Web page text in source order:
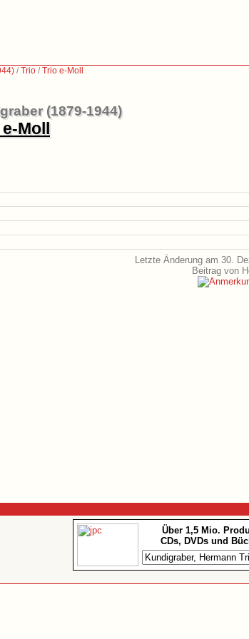
/Trio /Trio e-Moll
(1879-1944)
Moll
Letzte Änderung am 30.
Beitrag von
Über 1,5 Mio.
CDs, DVDs und